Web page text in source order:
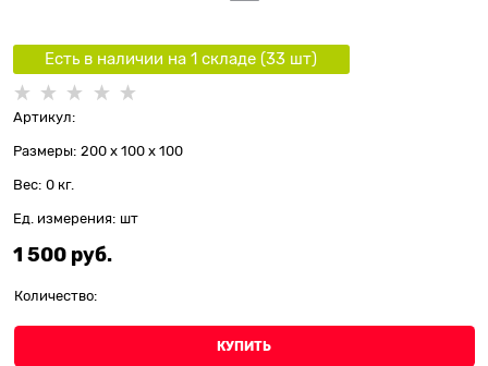
Есть в наличии на 1 складe (33 шт)
Артикул:
Размеры: 200 x 100 x 100
Вес: 0 кг.
Ед. измерения: шт
1 500 руб.
Количество:
КУПИТЬ